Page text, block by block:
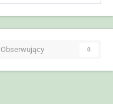
Obserwujący 0